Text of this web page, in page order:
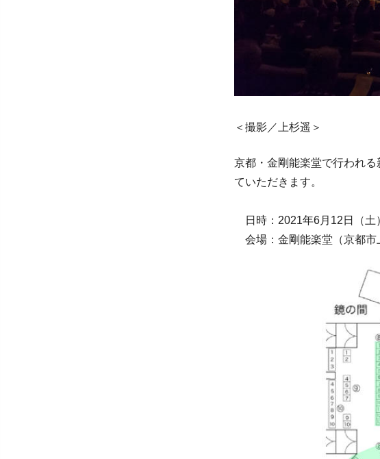
＜撮影／上杉遥＞
京都・金剛能楽堂で行われ
ていただきます。
日時：2021年6月12日（
会場：金剛能楽堂（京都市